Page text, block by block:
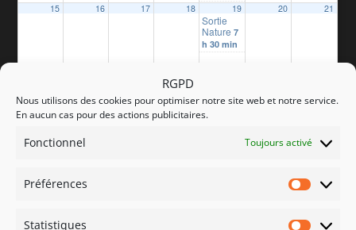
RGPD
Nous utilisons des cookies pour optimiser notre site web et notre service.
En aucun cas pour des actions publicitaires.
Fonctionnel Toujours activé
Préférences
Statistiques
15 16 17 18 19
Sortie
Nature7
h 30 min
20 21
25
Soirée
club20 h
00 min